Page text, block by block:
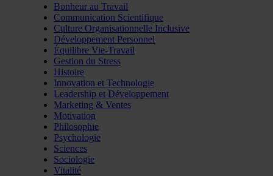
Bonheur au Travail
Communication Scientifique
Culture Organisationnelle Inclusive
Développement Personnel
Équilibre Vie-Travail
Gestion du Stress
Histoire
Innovation et Technologie
Leadership et Développement
Marketing & Ventes
Motivation
Philosophie
Psychologie
Sciences
Sociologie
Vitalité